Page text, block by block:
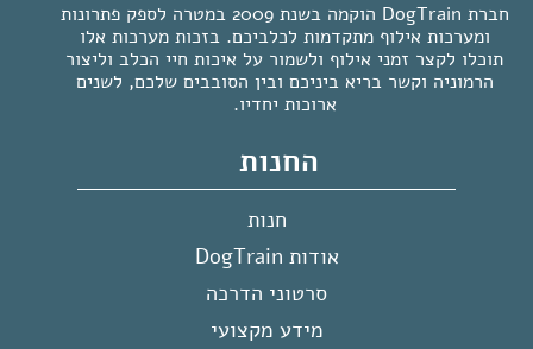
חברת DogTrain הוקמה בשנת 2009 במטרה לספק פתרונות
ומערכות אילוף מתקדמות לכלביכם. בזכות מערכות אלו
תוכלו לקצר זמני אילוף ולשמור על איכות חיי הכלב וליצור
הרמוניה וקשר בריא ביניכם ובין הסובבים שלכם, לשנים
ארוכות יחדיו.
החנות
חנות
אודות DogTrain
סרטוני הדרכה
מידע מקצועי